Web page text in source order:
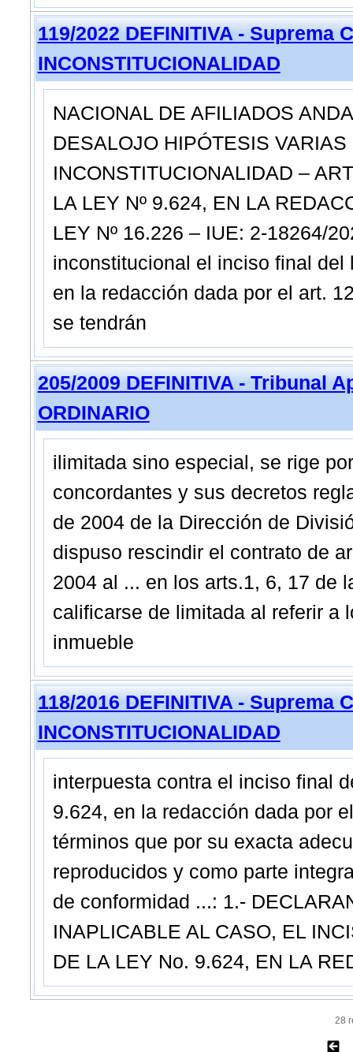
119/2022 DEFINITIVA - Suprema
INCONSTITUCIONALIDAD
NACIONAL DE AFILIADOS
DESALOJO HIPÓTESIS
INCONSTITUCIONALIDAD –
LA LEY Nº 9.624, EN LA
LEY Nº 16.226 – IUE: 2-18264/
inconstitucional el inciso final del
en la redacción dada por el art.
se tendrán
205/2009 DEFINITIVA - Tribunal
ORDINARIO
ilimitada sino especial, se rige
concordantes y sus decretos
de 2004 de la Dirección de
dispuso rescindir el contrato de
2004 al ... en los arts.1, 6, 17 de
calificarse de limitada al referir a
inmueble
118/2016 DEFINITIVA - Suprema
INCONSTITUCIONALIDAD
interpuesta contra el inciso final
9.624, en la redacción dada por
términos que por su exacta
reproducidos y como parte
de conformidad ...: 1.-
INAPLICABLE AL CASO, EL
DE LA LEY No. 9.624, EN LA
28